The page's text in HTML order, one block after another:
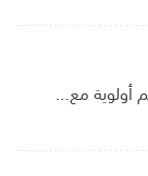
أولوية مع…